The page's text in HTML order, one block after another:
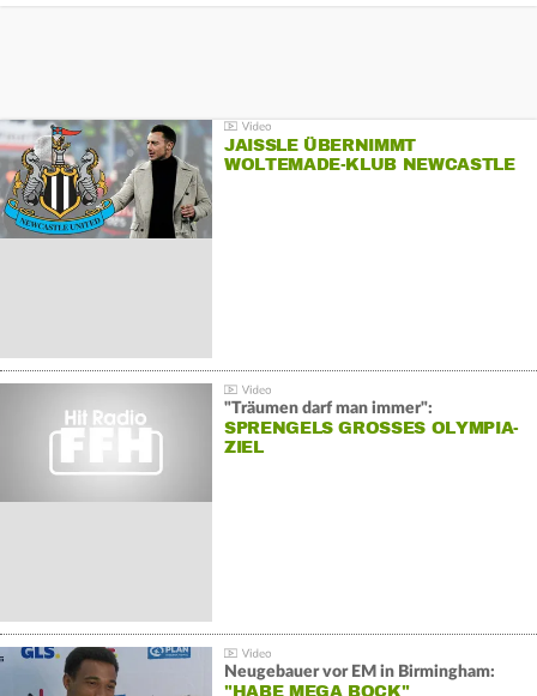
JAISSLE ÜBERNIMMT
WOLTEMADE-KLUB NEWCASTLE
"Träumen darf man immer":
SPRENGELS GROSSES OLYMPIA-Z
IEL
Neugebauer vor EM in Birmingham: